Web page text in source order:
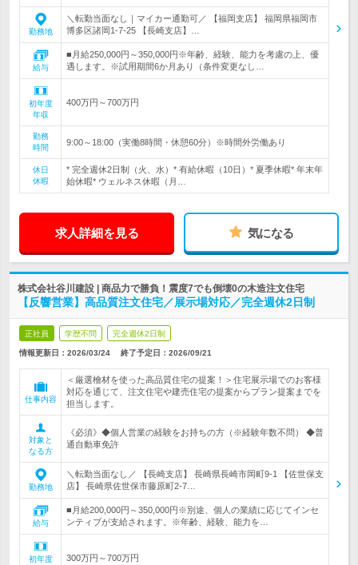
勤務地
＼転勤当面なし｜マイカー通勤可／ 【福岡支店】 福岡県福岡市
博多区諸岡1-7-25 【長崎支店】…
給与
■月給250,000円～350,000円※年齢、経験、能力を考慮の上、優
遇します。※試用期間6か月あり（条件変更なし…
初年度
年収
400万円～700万円
勤務
時間
9:00～18:00（実働8時間・休憩60分）※時間外労働あり
休日
休暇
* 完全週休2日制（火、水）* 有給休暇（10日）* 夏季休暇* 年末年
始休暇* ウェルネス休暇（月…
求人詳細を見る 気になる
株式会社谷川建設 | 商品力で勝負！震度7でも倒壊0の木造注文住宅
【反響営業】高品質注文住宅／展示場対応／完全週休2日制
正社員 学歴不問 完全週休2日制
情報更新日：2026/03/24 終了予定日： 2026/09/21
仕事内容
＜厳選檜材を使った高品質住宅の提案！＞住宅展示場でのお客様
対応を通じて、注文住宅や建売住宅の提案からプラン提案までを
担当します。
対象と
なる方
《必須》◆個人営業の経験をお持ちの方（※経験年数不問） ◆普
通自動車免許
勤務地
＼転勤当面なし／ 【長崎支店】 長崎県長崎市岡町9-1 【佐世保支
店】 長崎県佐世保市藤原町2-7…
給与
■月給200,000円～350,000円※別途、個人の業績に応じてインセ
ンティブが支給されます。※年齢、経験、能力を…
初年度
300万円～700万円